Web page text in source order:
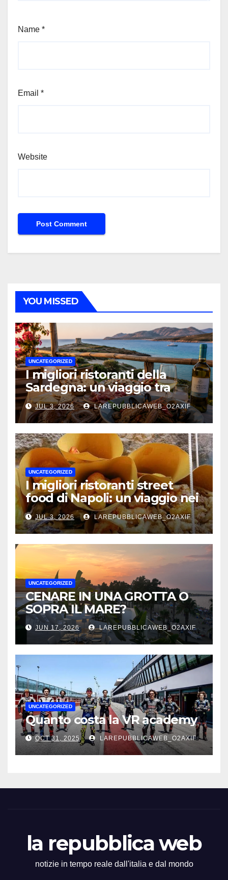
Name *
Email *
Website
YOU MISSED
UNCATEGORIZED
I migliori ristoranti della
Sardegna: un viaggio tra
mare, tradizione e sapori
autentici
JUL 3, 2026 LAREPUBBLICAWEB_O2AXIF
UNCATEGORIZED
I migliori ristoranti street
food di Napoli: un viaggio nei
sapori autentici della città
JUL 3, 2026 LAREPUBBLICAWEB_O2AXIF
UNCATEGORIZED
CENARE IN UNA GROTTA O
SOPRA IL MARE?
JUN 17, 2026 LAREPUBBLICAWEB_O2AXIF
UNCATEGORIZED
Quanto costa la VR academy
OCT 31, 2025 LAREPUBBLICAWEB_O2AXIF
la repubblica web
notizie in tempo reale dall'italia e dal mondo